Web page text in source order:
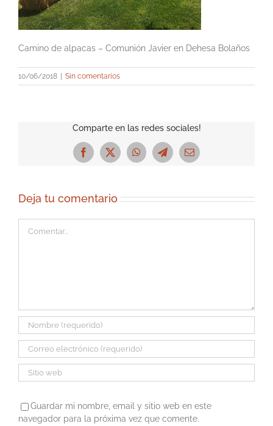
Camino de alpacas – Comunión Javier en Dehesa Bolaños
10/06/2018 Sin comentarios
Comparte en las redes sociales!
Facebook
X WhatsAppTelegramCorreo
Deja tu comentario
Guardar mi nombre, email y sitio web en este
navegador para la próxima vez que comente.